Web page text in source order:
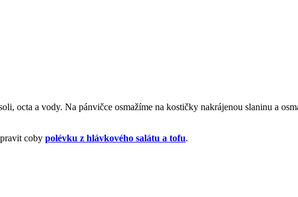
octa a vody. Na pánvičce osmažíme na kostičky nakrájenou slaninu a
coby polévku z hlávkového salátu a tofu.